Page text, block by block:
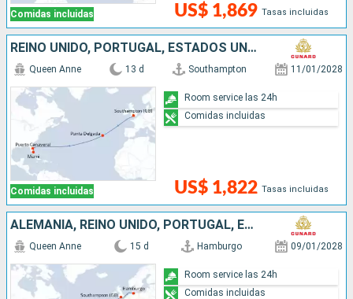
Comidas incluidas US$ 1,869 Tasas incluidas
REINO UNIDO, PORTUGAL, ESTADOS UNIDOS
Comidas incluidas
Queen Anne 13 d Southampton 11/01/2028
US$ 1,822 Tasas incluidas
Room service las 24h
Comidas incluidas
ALEMANIA, REINO UNIDO, PORTUGAL, ESTADOS UNIDOS
Queen Anne 15 d Hamburgo 09/01/2028
Room service las 24h
Comidas incluidas